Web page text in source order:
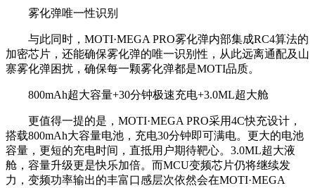
雾化弹唯一性识别
与此同时，MOTI·MEGA PRO雾化弹内部集成RC4算法的
加密芯片，还能确保雾化弹的唯一识别性，从此远离通配及山
寨雾化弹困扰，确保每一颗雾化弹都是MOTI品质。
800mAh超大容量+30分钟极速充电+3.0ML超大舱
更值得一提的是，MOTI·MEGA PRO采用4C快充设计，
搭载800mAh大容量电池，充电30分钟即可满电。更大的电池
容量，更短的充电时间，直抵用户期待靶心。3.0ML超大液
舱，容量升级更是快乐加倍。而MCU变频芯片仍将继续发
力，变频功率输出的丰富口感层次依然会在MOTI·MEGA